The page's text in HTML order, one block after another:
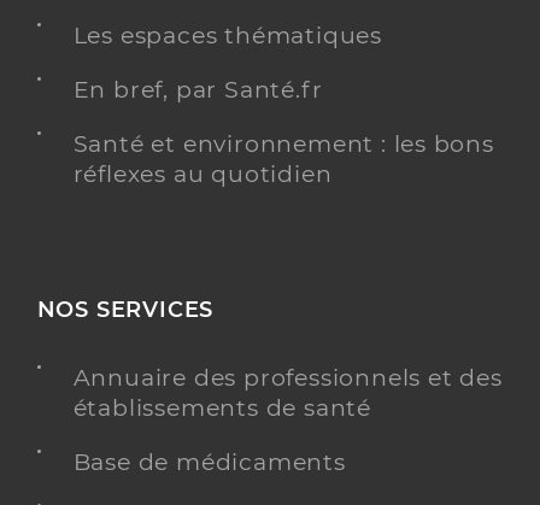
Les espaces thématiques
En bref, par Santé.fr
Santé et environnement : les bons
réflexes au quotidien
NOS SERVICES
Annuaire des professionnels et des
établissements de santé
Base de médicaments